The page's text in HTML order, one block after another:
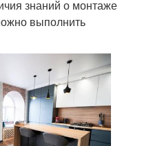
знаний о монтаже
выполнить